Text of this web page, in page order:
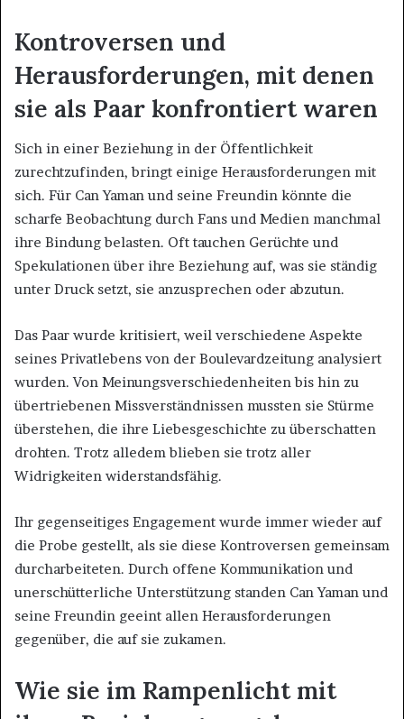
Kontroversen und
Herausforderungen, mit denen
sie als Paar konfrontiert waren
Sich in einer Beziehung in der Öffentlichkeit
zurechtzufinden, bringt einige Herausforderungen mit
sich. Für Can Yaman und seine Freundin könnte die
scharfe Beobachtung durch Fans und Medien manchmal
ihre Bindung belasten. Oft tauchen Gerüchte und
Spekulationen über ihre Beziehung auf, was sie ständig
unter Druck setzt, sie anzusprechen oder abzutun.
Das Paar wurde kritisiert, weil verschiedene Aspekte
seines Privatlebens von der Boulevardzeitung analysiert
wurden. Von Meinungsverschiedenheiten bis hin zu
übertriebenen Missverständnissen mussten sie Stürme
überstehen, die ihre Liebesgeschichte zu überschatten
drohten. Trotz alledem blieben sie trotz aller
Widrigkeiten widerstandsfähig.
Ihr gegenseitiges Engagement wurde immer wieder auf
die Probe gestellt, als sie diese Kontroversen gemeinsam
durcharbeiteten. Durch offene Kommunikation und
unerschütterliche Unterstützung standen Can Yaman und
seine Freundin geeint allen Herausforderungen
gegenüber, die auf sie zukamen.
Wie sie im Rampenlicht mit